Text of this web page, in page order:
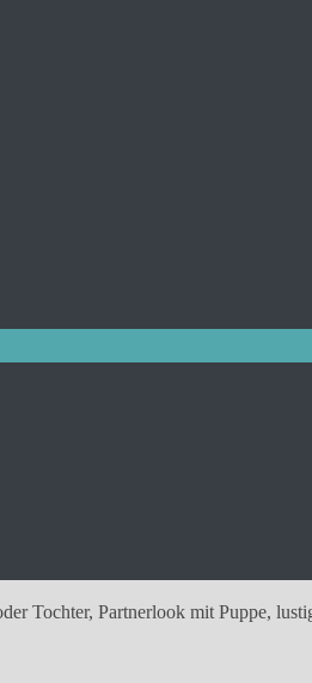
Tochter, Partnerlook mit Puppe,